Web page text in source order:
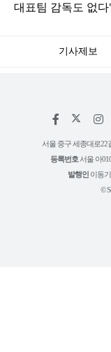
대표팀 감독도 없다
기사제보
페
스
북
인
타
서울 중구 세종대로22
등록번호 서울 아
발행인 이동
©